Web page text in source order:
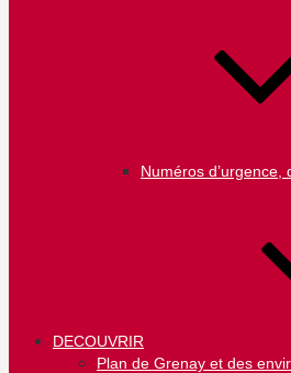
Numéros d’urgence,
DECOUVRIR
Plan de Grenay et des